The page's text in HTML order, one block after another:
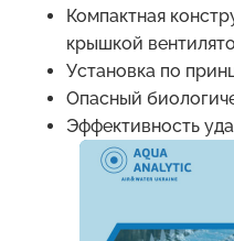
Компактная
крышкой
Установка по
Опасный
Эффективность